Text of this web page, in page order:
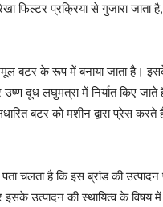
फिल्टर प्रक्रिया से गुजारा जाता
बटर के रूप में बनाया जाता है।
उष्ण दूध लघुमत्रा में निर्यात किए
बटर को मशीन द्वारा प्रेस
चलता है कि इस ब्रांड की
उत्पादन की स्थायित्व के विषय में